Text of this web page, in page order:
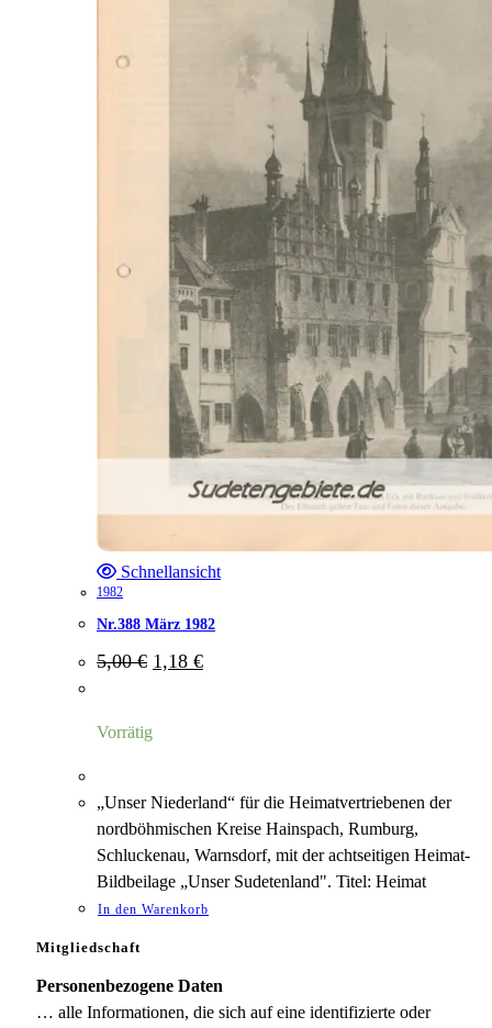
Schnellansicht
1982
Nr.388 März 1982
5,00€ Ursprünglicher
Preis
1,18 €Aktueller
Preis
Vorrätig
„Unser Niederland“ für die Heimatvertriebenen der
nordböhmischen Kreise Hainspach, Rumburg,
Schluckenau, Warnsdorf, mit der achtseitigen Heimat-
Bildbeilage „Unser Sudetenland". Titel: Heimat
In den Warenkorb
Mitgliedschaft
Personenbezogene Daten
… alle Informationen, die sich auf eine identifizierte oder